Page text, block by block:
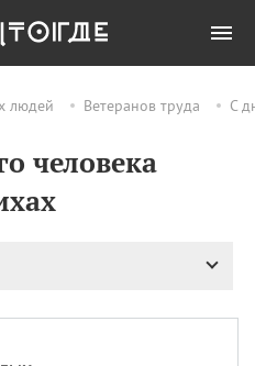
людей Ветеранов труда С
человека
Все
Преображение
Господне у западных
христиан
Романа и Давида